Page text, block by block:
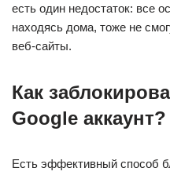
есть один недостаток: все
находясь дома, тоже не
веб-сайты.
Как
Google аккаунт?
Есть эффективный способ